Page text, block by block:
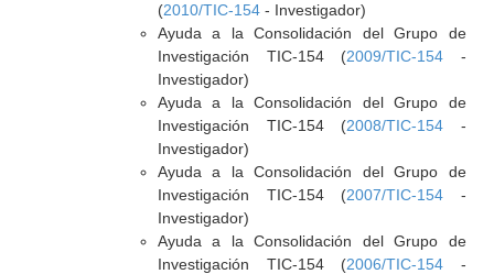
(2010/TIC-154- Investigador)
Ayuda a la Consolidación del Grupo de
Investigación TIC-154 (2009/TIC-154 -
Investigador)
Ayuda a la Consolidación del Grupo de
Investigación TIC-154 (2008/TIC-154 -
Investigador)
Ayuda a la Consolidación del Grupo de
Investigación TIC-154 (2007/TIC-154 -
Investigador)
Ayuda a la Consolidación del Grupo de
Investigación TIC-154 (2006/TIC-154 -